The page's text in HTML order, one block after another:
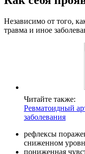
Независимо от того,
травма и иное
Читайте также:
Ревматоидный
заболевания
рефлексы
сниженном
пониженная